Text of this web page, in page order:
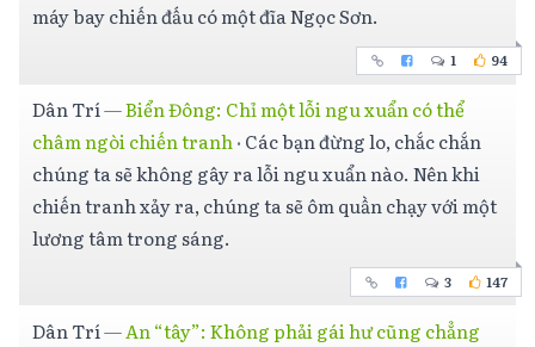
máy bay chiến đấu có một đĩa Ngọc Sơn.
1 94
Dân Trí—Biển Đông: Chỉ một lỗi ngu xuẩn có thể
châm ngòi chiến tranh· Các bạn đừng lo, chắc chắn
chúng ta sẽ không gây ra lỗi ngu xuẩn nào. Nên khi
chiến tranh xảy ra, chúng ta sẽ ôm quần chạy với một
lương tâm trong sáng.
3 147
Dân Trí—An “tây”: Không phải gái hư cũng chẳng